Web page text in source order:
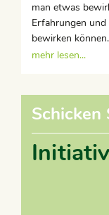
man etwas
Erfahrungen
bewirken können.
mehr lesen...
Schicken